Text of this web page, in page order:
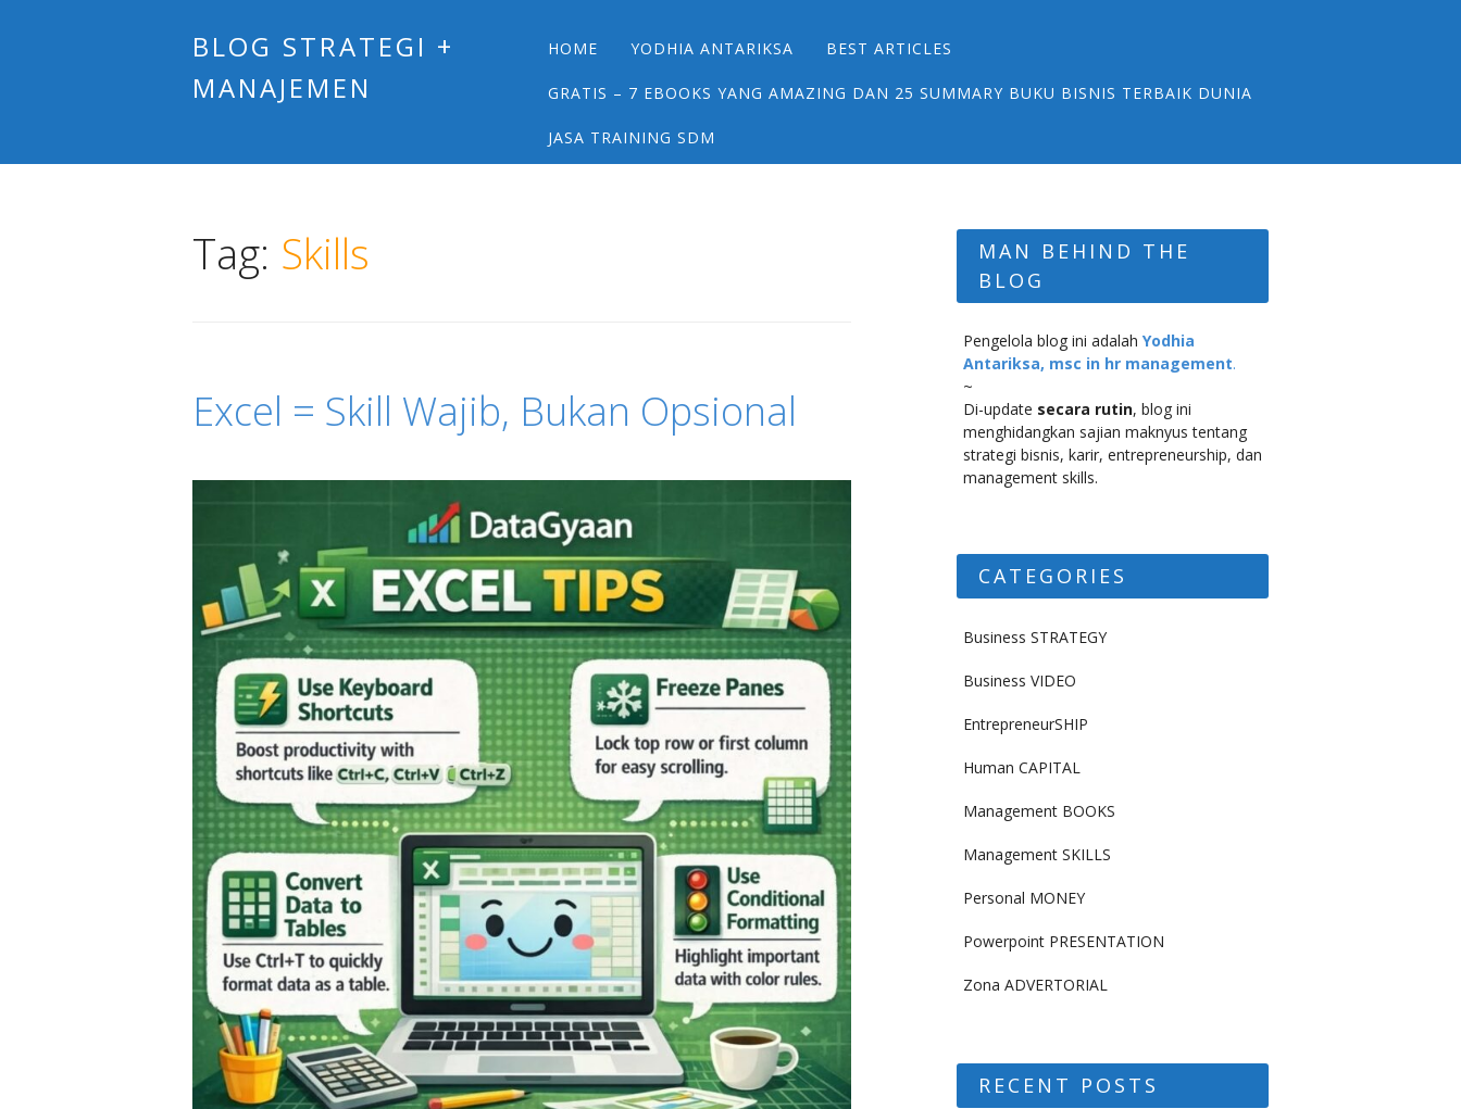
BLOG STRATEGI +
MANAJEMEN
Main menu
Skip
content
HOME YODHIA ANTARIKSA BEST ARTICLES
GRATIS – 7 EBOOKS YANG AMAZING DAN 25 SUMMARY BUKU BISNIS TERBAIK DUNIA
JASA TRAINING SDM
Tag: Skills
Excel = Skill Wajib, Bukan Opsional
MAN BEHIND THE
BLOG
Pengelola blog ini adalah Yodhia
Antariksa, msc in hr management.
~
Di-update secara rutin, blog ini
menghidangkan sajian maknyus tentang
strategi bisnis, karir, entrepreneurship, dan
management skills.
CATEGORIES
Business STRATEGY
Business VIDEO
EntrepreneurSHIP
Human CAPITAL
Management BOOKS
Management SKILLS
Personal MONEY
Powerpoint PRESENTATION
Zona ADVERTORIAL
RECENT POSTS